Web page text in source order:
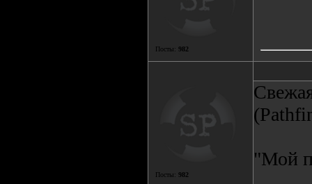
Посты: 982
Посты: 982
"Мой